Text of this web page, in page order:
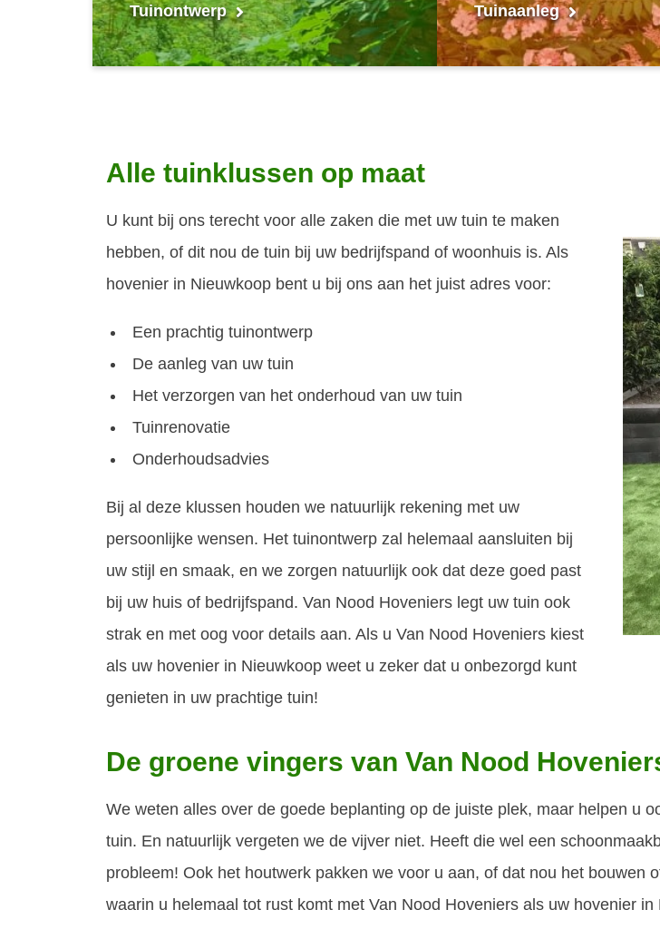
Tuinontwerp Tuinaanleg
Alle tuinklussen op maat
U kunt bij ons terecht voor alle zaken die met uw tuin te maken
hebben, of dit nou de tuin bij uw bedrijfspand of woonhuis is. Als
hovenier in Nieuwkoop bent u bij ons aan het juist adres voor:
Een prachtig tuinontwerp
De aanleg van uw tuin
Het verzorgen van het onderhoud van uw tuin
Tuinrenovatie
Onderhoudsadvies
Bij al deze klussen houden we natuurlijk rekening met uw
persoonlijke wensen. Het tuinontwerp zal helemaal aansluiten bij
uw stijl en smaak, en we zorgen natuurlijk ook dat deze goed past
bij uw huis of bedrijfspand. Van Nood Hoveniers legt uw tuin ook
strak en met oog voor details aan. Als u Van Nood Hoveniers kiest
als uw hovenier in Nieuwkoop weet u zeker dat u onbezorgd kunt
genieten in uw prachtige tuin!
De groene vingers van Van Nood
We weten alles over de goede beplanting op de juiste plek, maar helpen u
tuin. En natuurlijk vergeten we de vijver niet. Heeft die wel een
probleem! Ook het houtwerk pakken we voor u aan, of dat nou het bouwen
waarin u helemaal tot rust komt met Van Nood Hoveniers als uw hovenier in